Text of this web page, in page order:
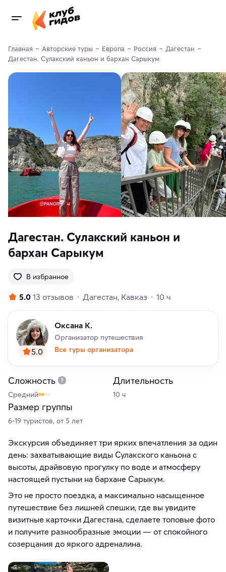
Главная Авторские туры Европа Россия
Дагестан
Дагестан. Сулакский каньон и бархан Сарыкум
Дагестан. Сулакский каньон и
бархан Сарыкум
В избранное
5.0 13 отзывов Дагестан Кавказ 10 ч
5.0
Оксана К.
Организатор путешествия
Все туры организатора
Сложность
Средний
Длительность
10 ч
Размер группы
6-19 туристов, от 5 лет
Экскурсия объединяет три ярких впечатления за один
день: захватывающие виды Сулакского каньона с
высоты, драйвовую прогулку по воде и атмосферу
настоящей пустыни на бархане Сарыкум.
Это не просто поездка, а максимально насыщенное
путешествие без лишней спешки, где вы увидите
визитные карточки Дагестана, сделаете топовые фото
и получите разнообразные эмоции — от спокойного
созерцания до яркого адреналина.